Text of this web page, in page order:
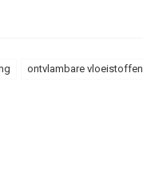
ontvlambare vloeistoffen